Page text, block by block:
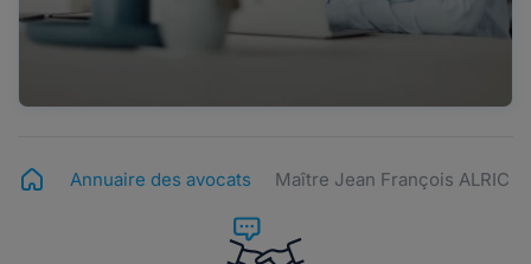
Annuaire des avocats Maître Jean François ALRIC